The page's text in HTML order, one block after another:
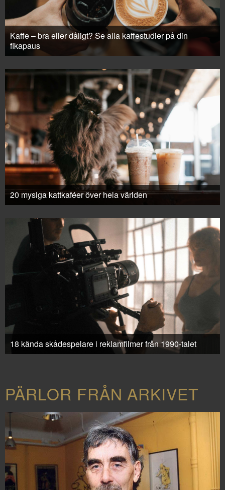
Kaffe – bra eller dåligt? Se alla kaffestudier på din
fikapaus
20 mysiga kattkaféer över hela världen
18 kända skådespelare i reklamfilmer från 1990-talet
PÄRLOR FRÅN ARKIVET